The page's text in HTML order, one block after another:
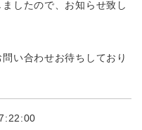
したので、お知らせ致し
い合わせお待ちしており